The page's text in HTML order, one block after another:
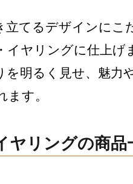
立てるデザインにこ
イヤリングに仕上げ
を明るく見せ、魅力
す。
ヤリングの商品